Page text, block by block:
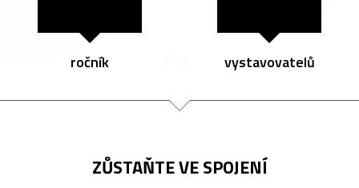
ročník vystavovatelů
ZŮSTAŇTE VE SPOJENÍ